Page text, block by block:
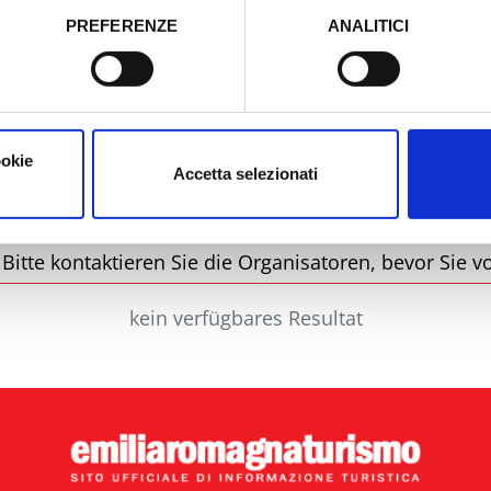
PREFERENZE ANALITICI
Accetta selezionati
Stadt
kontaktieren Sie die Organisatoren, bevor Sie
kein verfügbares Resultat